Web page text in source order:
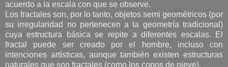
acuerdo a la escala con que se observe.
Los fractales son, por lo tanto, objetos semi geométricos (por
su irregularidad no pertenecen a la geometría tradicional)
cuya estructura básica se repite a diferentes escalas. El
fractal puede ser creado por el hombre, incluso con
intenciones artísticas, aunque también existen estructuras
naturales que son fractales (como los copos de nieve).